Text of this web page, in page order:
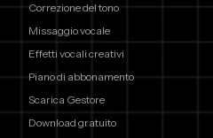
Correzione del tono
Missaggio vocale
Effetti vocali creativi
Piano di abbonamento
Scarica Gestore
Download gratuito